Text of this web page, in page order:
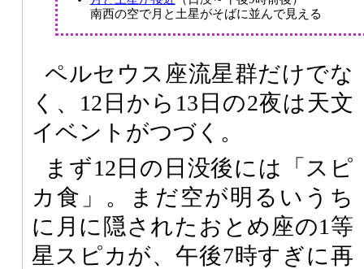
南西の空で月と土星がそばに並んで見える
ペルセウス座流星群だけでな
く、12日から13日の2夜は天文
イベントがつづく。
まず12日の日没後には「スピ
カ食」。まだ空が明るいうち
に月に隠されたおとめ座の1等
星スピカが、午後7時すぎに再